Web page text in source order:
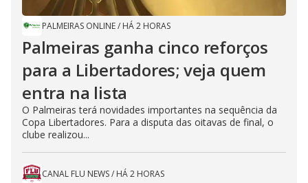
PALMEIRAS ONLINE/ HÁ 2 HORAS
Palmeiras ganha cinco reforços
para a Libertadores; veja quem
entra na lista
O Palmeiras terá novidades importantes na sequência da
Copa Libertadores. Para a disputa das oitavas de final, o
clube realizou...
CANAL FLU NEWS/ HÁ 2 HORAS